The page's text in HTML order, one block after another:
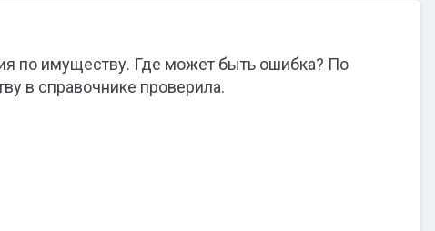
по имуществу. Где может быть ошибка? По
в справочнике проверила.